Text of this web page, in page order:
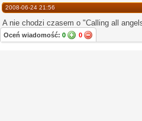
2008-06-24 21:56
A nie chodzi czasem o "Calling all
Oceń wiadomość: 0 0